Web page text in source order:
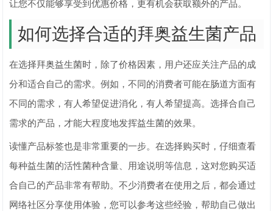
让您不仅能够享受到优惠价格，更有机会获取额外的产品。
如何选择合适的拜奥益生菌产品
在选择拜奥益生菌时，除了价格因素，用户还应关注产品的成
分和适合自己的需求。例如，不同的消费者可能在肠道方面有
不同的需求，有人希望促进消化，有人希望提高。选择合自己
需求的产品，才能大程度地发挥益生菌的效果。
读懂产品标签也是非常重要的一步。在选择购买时，仔细查看
每种益生菌的活性菌种含量、用途说明等信息，这对您购买适
合自己的产品非常有帮助。不少消费者在使用之后，都会通过
网络社区分享使用体验，您可以参考这些经验，帮助自己做出